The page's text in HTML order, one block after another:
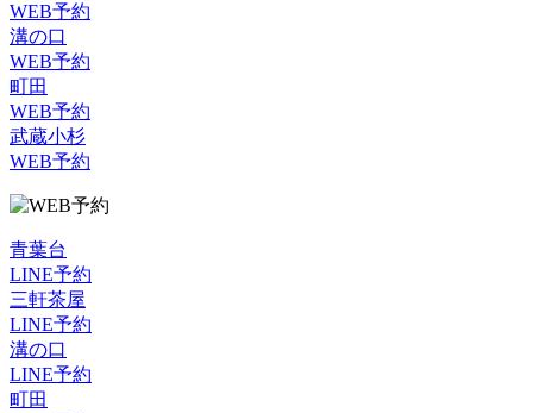
WEB予約
溝の口
WEB予約
町田
WEB予約
武蔵小杉
WEB予約
青葉台
LINE予約
三軒茶屋
LINE予約
溝の口
LINE予約
町田